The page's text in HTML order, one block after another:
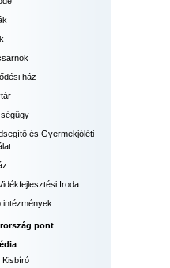
ház
és Gyermekjóléti
Iroda
intézmények
pont
Kisbíró